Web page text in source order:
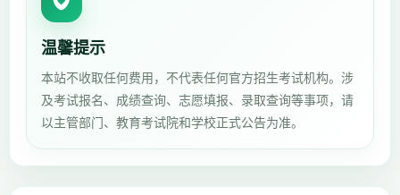
温馨提示
本站不收取任何费用，不代表任何官方招生考试机构。涉
及考试报名、成绩查询、志愿填报、录取查询等事项，请
以主管部门、教育考试院和学校正式公告为准。